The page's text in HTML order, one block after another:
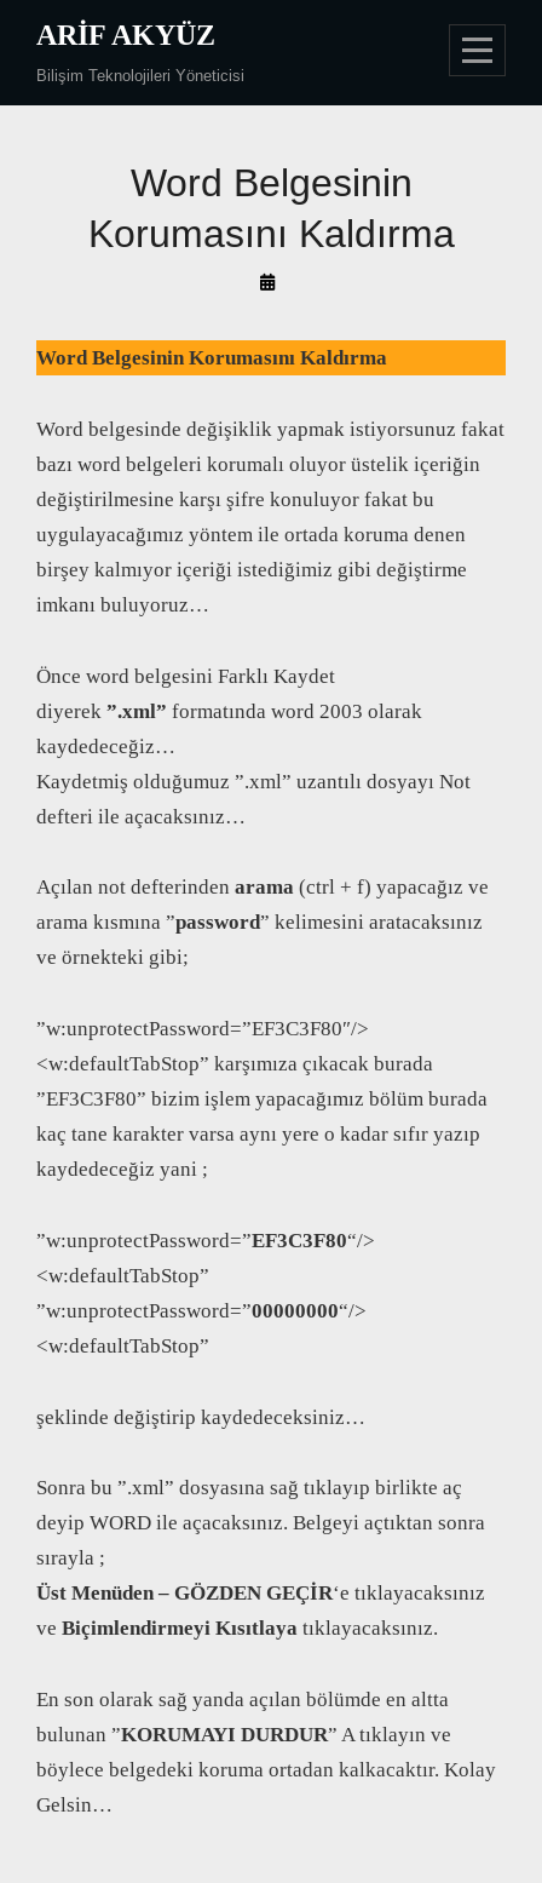
content
ARIF AKYÜZ
Bilişim Teknolojileri Yöneticisi
Word Belgesinin
Korumasını Kaldırma
By
Akyüz
Word Belgesinin Korumasını Kaldırma
Word belgesinde değişiklik yapmak istiyorsunuz fakat
bazı word belgeleri korumalı oluyor üstelik içeriğin
değiştirilmesine karşı şifre konuluyor fakat bu
uygulayacağımız yöntem ile ortada koruma denen
birşey kalmıyor içeriği istediğimiz gibi değiştirme
imkanı buluyoruz…
Önce word belgesini Farklı Kaydet
diyerek ”.xml” formatında word 2003 olarak
kaydedeceğiz…
Kaydetmiş olduğumuz ”.xml” uzantılı dosyayı Not
defteri ile açacaksınız…
Açılan not defterinden arama (ctrl + f) yapacağız ve
arama kısmına ”password” kelimesini aratacaksınız
ve örnekteki gibi;
”w:unprotectPassword=”EF3C3F80″/>
<w:defaultTabStop” karşımıza çıkacak burada
”EF3C3F80” bizim işlem yapacağımız bölüm burada
kaç tane karakter varsa aynı yere o kadar sıfır yazıp
kaydedeceğiz yani ;
”w:unprotectPassword=”EF3C3F80“/>
<w:defaultTabStop”
”w:unprotectPassword=”00000000“/>
<w:defaultTabStop”
şeklinde değiştirip kaydedeceksiniz…
Sonra bu ”.xml” dosyasına sağ tıklayıp birlikte aç
deyip WORD ile açacaksınız. Belgeyi açtıktan sonra
sırayla ;
Üst Menüden – GÖZDEN GEÇİR‘e tıklayacaksınız
ve Biçimlendirmeyi Kısıtlaya tıklayacaksınız.
En son olarak sağ yanda açılan bölümde en altta
bulunan ”KORUMAYI DURDUR” A tıklayın ve
böylece belgedeki koruma ortadan kalkacaktır. Kolay
Gelsin…